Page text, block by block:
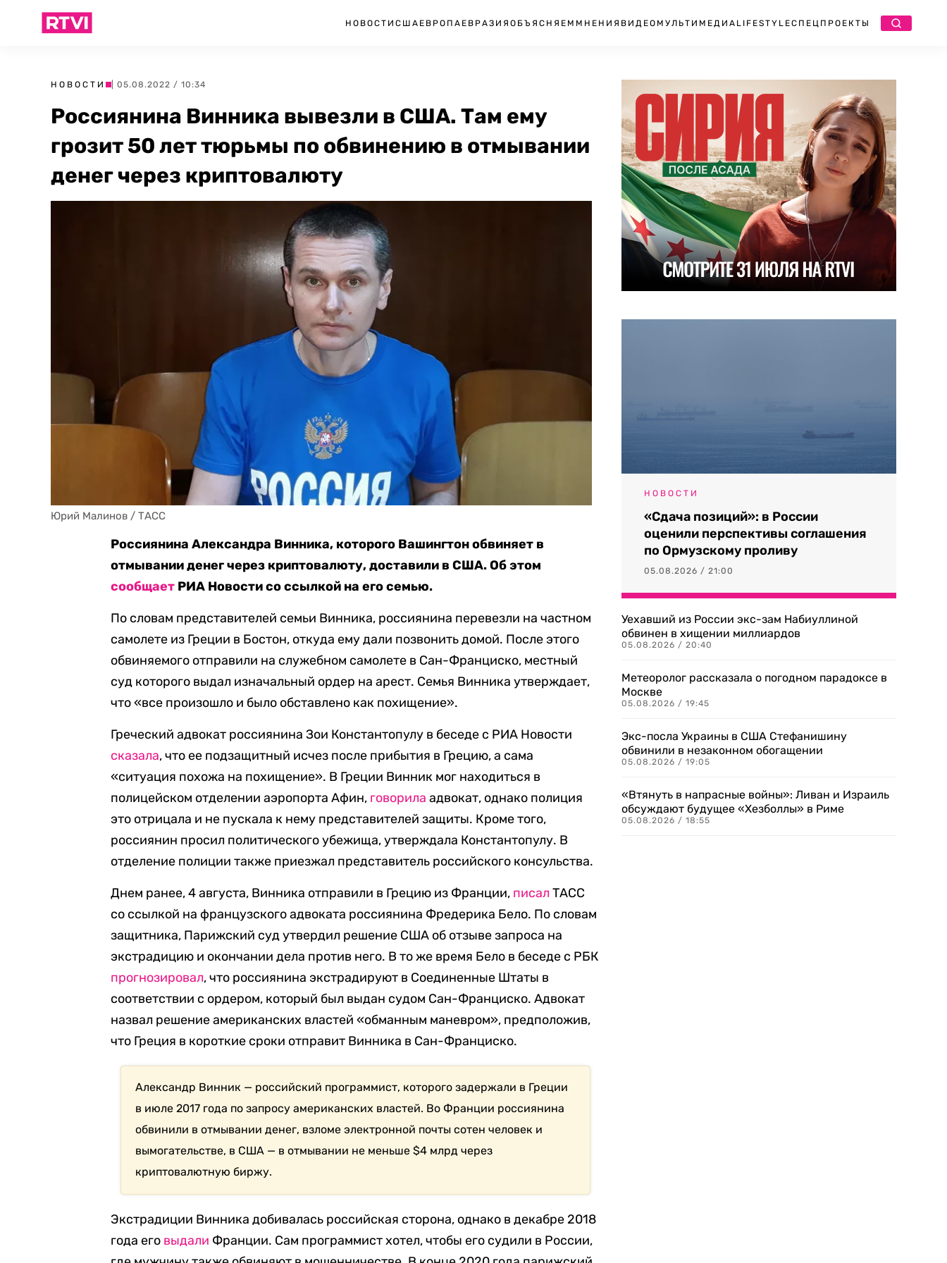
НОВОСТИ США ЕВРОПА ЕВРАЗИЯ ОБЪЯСНЯЕМ МНЕНИЯ ВИДЕО МУЛЬТИМЕДИА LIFESTYLEСПЕЦПРОЕКТЫ
НОВОСТИ | 05.08.2022 / 10:34
Россиянина Винника вывезли в США. Там ему
грозит 50 лет тюрьмы по обвинению в отмывании
денег через криптовалюту
Юрий Малинов / ТАСС
Россиянина Александра Винника, которого Вашингтон обвиняет в
отмывании денег через криптовалюту, доставили в США. Об этом
сообщает РИА Новости со ссылкой на его семью.
По словам представителей семьи Винника, россиянина перевезли на частном
самолете из Греции в Бостон, откуда ему дали позвонить домой. После этого
обвиняемого отправили на служебном самолете в Сан-Франциско, местный
суд которого выдал изначальный ордер на арест. Семья Винника утверждает,
что «все произошло и было обставлено как похищение».
Греческий адвокат россиянина Зои Константопулу в беседе с РИА Новости
сказала, что ее подзащитный исчез после прибытия в Грецию, а сама
«ситуация похожа на похищение». В Греции Винник мог находиться в
полицейском отделении аэропорта Афин, говорила адвокат, однако полиция
это отрицала и не пускала к нему представителей защиты. Кроме того,
россиянин просил политического убежища, утверждала Константопулу. В
отделение полиции также приезжал представитель российского консульства.
Днем ранее, 4 августа, Винника отправили в Грецию из Франции, писал ТАСС
со ссылкой на французского адвоката россиянина Фредерика Бело. По словам
защитника, Парижский суд утвердил решение США об отзыве запроса на
экстрадицию и окончании дела против него. В то же время Бело в беседе с РБК
прогнозировал, что россиянина экстрадируют в Соединенные Штаты в
соответствии с ордером, который был выдан судом Сан-Франциско. Адвокат
назвал решение американских властей «обманным маневром», предположив,
что Греция в короткие сроки отправит Винника в Сан-Франциско.
Александр Винник — российский программист, которого задержали в Греции
в июле 2017 года по запросу американских властей. Во Франции россиянина
обвинили в отмывании денег, взломе электронной почты сотен человек и
вымогательстве, в США — в отмывании не меньше $4 млрд через
криптовалютную биржу.
Экстрадиции Винника добивалась российская сторона, однако в декабре 2018
года его выдали Франции. Сам программист хотел, чтобы его судили в России,
НОВОСТИ
«Сдача позиций»: в России
оценили перспективы соглашения
по Ормузскому проливу
05.08.2026 / 21:00
Уехавший из России экс-зам Набиуллиной
обвинен в хищении миллиардов
05.08.2026 / 20:40
Метеоролог рассказала о погодном парадоксе в
Москве
05.08.2026 / 19:45
Экс-посла Украины в США Стефанишину
обвинили в незаконном обогащении
05.08.2026 / 19:05
«Втянуть в напрасные войны»: Ливан и Израиль
обсуждают будущее «Хезболлы» в Риме
05.08.2026 / 18:55